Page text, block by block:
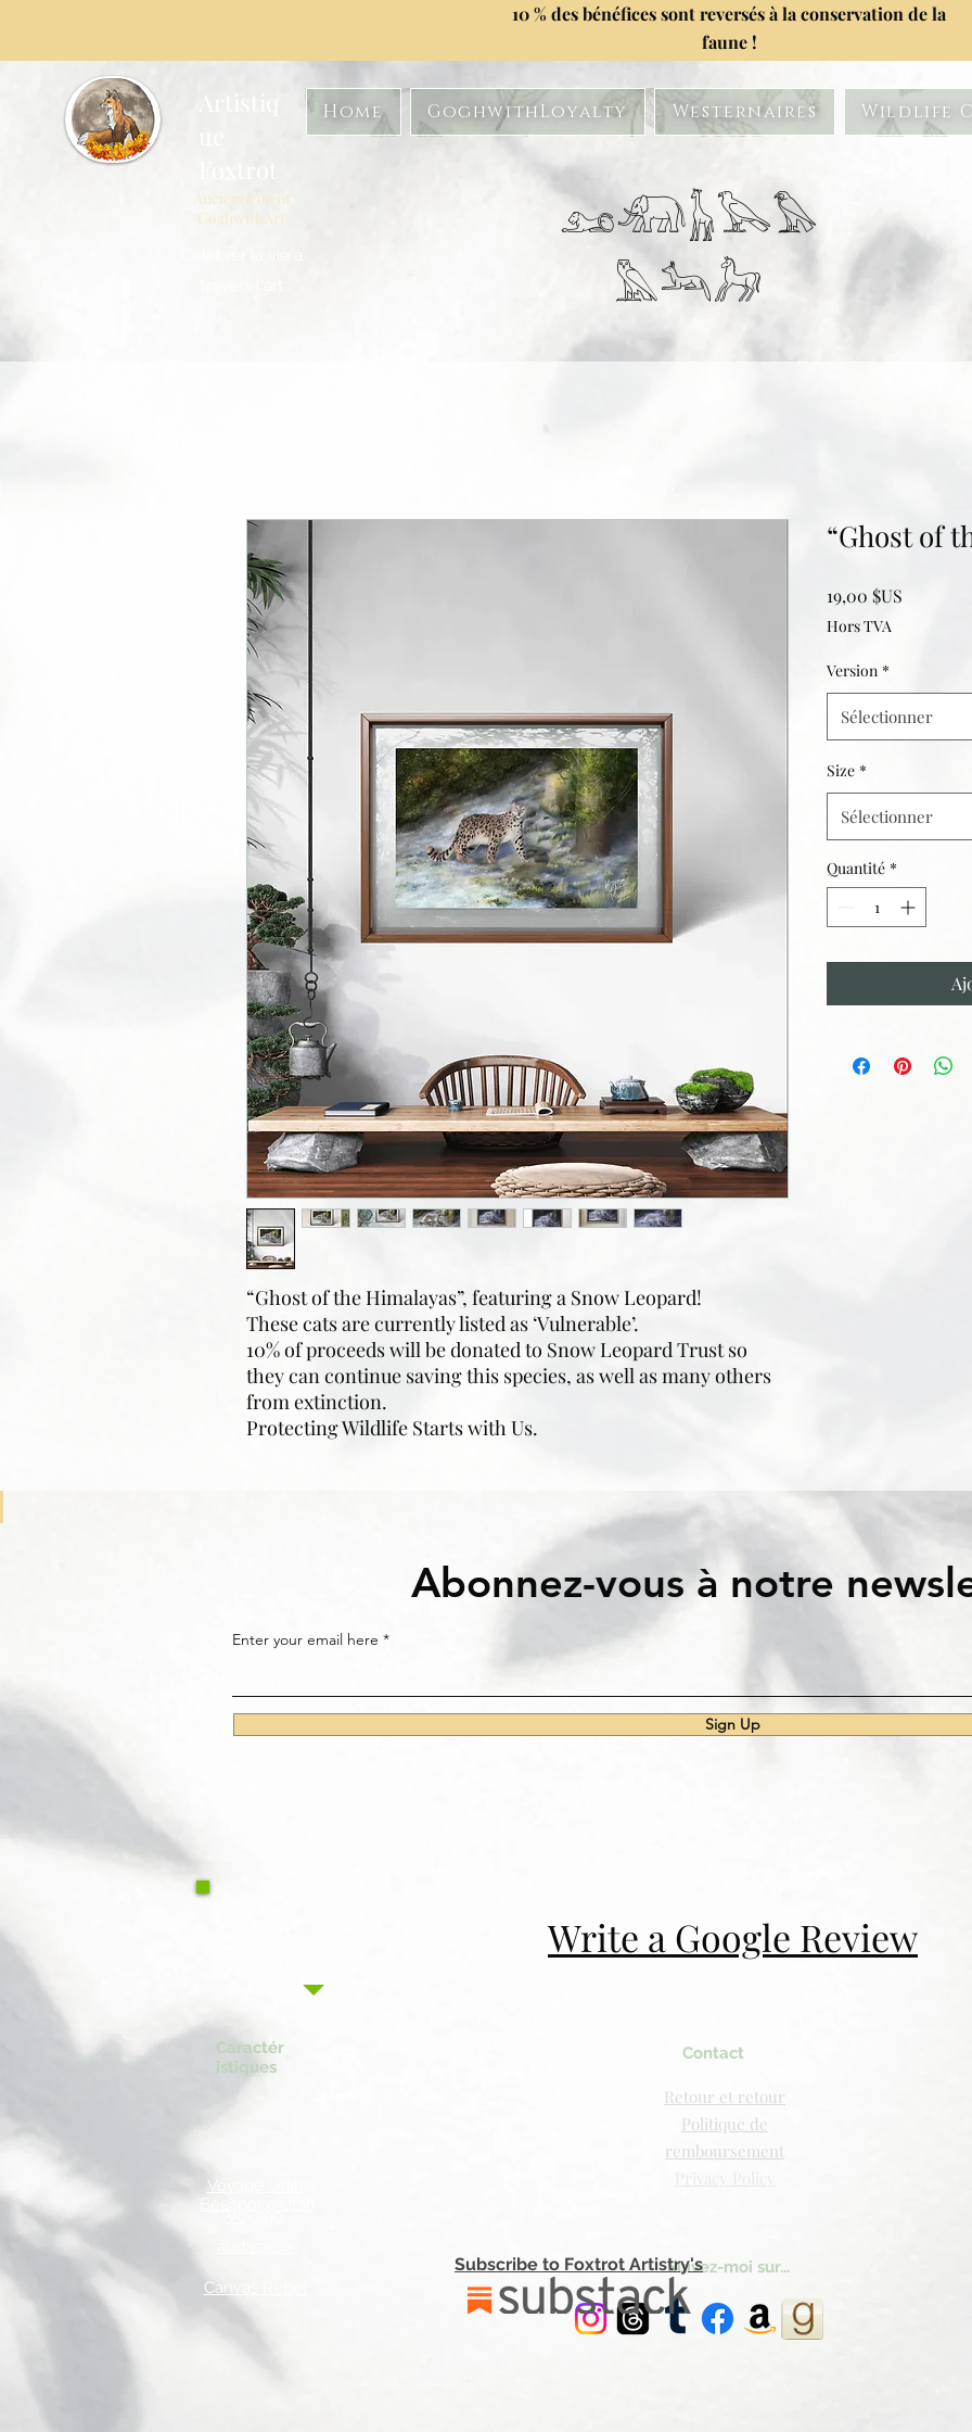
10 % des bénéfices sont reversés à la conservation de la
faune !
Anciennement
GoghwithArt
Home GoghwithLoyalty Westernaires Wildlife
𓃭𓃰𓃱𓅂𓅃
𓅓𓃢𓃗
“Ghost of the Himalayas”, featuring a Snow Leopard!
These cats are currently listed as ‘Vulnerable’.
10% of proceeds will be donated to Snow Leopard Trust so
they can continue saving this species, as well as many others
from extinction.
Protecting Wildlife Starts with Us.
“Ghost of
19,00 $US
Hors TVA
Version *
Sélectionner
Size *
Sélectionner
Quantité *
Abonnez-vous à notre
Enter your email here
Sign Up
Write a Google Review
Caractér
istiques
Voyage Utah
Canvas Rebel
Contact
Retour et retour
Politique de
remboursement
Suivez-moi sur...
Subscribe to Foxtrot Artistry's